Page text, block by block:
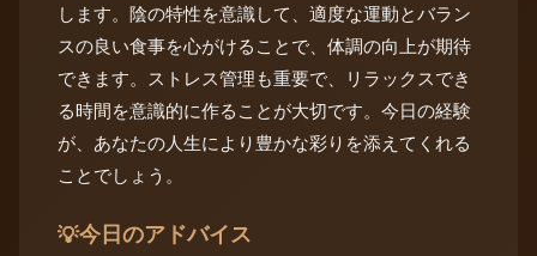
します。陰の特性を意識して、適度な運動とバラン
スの良い食事を心がけることで、体調の向上が期待
できます。ストレス管理も重要で、リラックスでき
る時間を意識的に作ることが大切です。今日の経験
が、あなたの人生により豊かな彩りを添えてくれる
ことでしょう。
💡今日のアドバイス